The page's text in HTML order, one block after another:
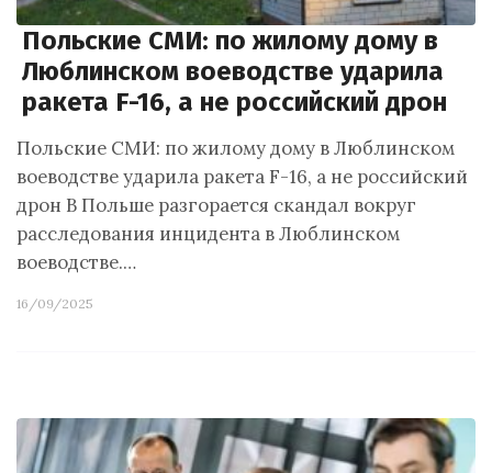
Польские СМИ: по жилому дому в
Люблинском воеводстве ударила
ракета F-16, а не российский дрон
Польские СМИ: по жилому дому в Люблинском
воеводстве ударила ракета F-16, а не российский
дрон В Польше разгорается скандал вокруг
расследования инцидента в Люблинском
воеводстве.…
16/09/2025